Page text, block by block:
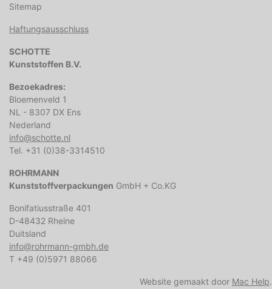
Sitemap
Haftungsausschluss
SCHOTTE
Kunststoffen B.V.
Bezoekadres:
Bloemenveld 1
NL - 8307 DX Ens
Nederland
info@schotte.nl
Tel. +31 (0)38-3314510
ROHRMANN
Kunststoffverpackungen GmbH + Co.KG
Bonifatiusstraße 401
D-48432 Rheine
Duitsland
info@rohrmann-gmbh.de
T +49 (0)5971 88066
Website gemaakt door Mac Help.